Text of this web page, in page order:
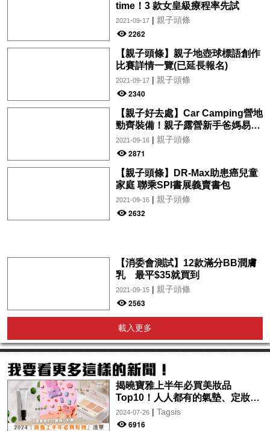
time！3 款女皇級療程率先試
2021-09-17| 親子頭條
2262
【親子頭條】親子地壺球標語創作
比賽詳情一覽(已延長報名)
2021-09-17| 親子頭條
2340
【親子好去處】Car Camping營地
勁齊裝備！親子露營新手爸媽易上
手
2021-09-16| 親子頭條
2871
【親子頭條】DR-Max助患癌兒童
家庭 聯乘SPI書展義賣書包
2021-09-16| 親子頭條
2632
【消委會測試】12款滿分BB潤膚
乳 最平$35就買到
2021-09-15| 親子頭條
2563
載入更多
揭曉寶雅上半年必買美妝品
Top10！人人都有的氣墊、定妝噴
霧、保養品～幫你找到最值得入手
的好物♡
2024-07-26| Tagsis
6916